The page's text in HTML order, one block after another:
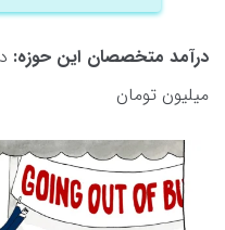
درآمد متخصصان این حوزه:
میلیون تومان